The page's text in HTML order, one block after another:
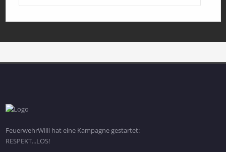
FeuerwehrWilli hat eine Kampagne gestartet:
RESPEKT...LOS!